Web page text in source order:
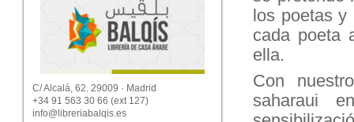
C/ Alcalá, 62. 29009 · Madrid
+34 91 563 30 66 (ext 127)
info@libreriabalqis.es
los poetas y
cada poeta
ella.
Con
saharaui